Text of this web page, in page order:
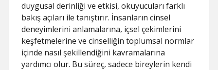
duygusal derinliği ve etkisi, okuyucuları farklı
bakış açıları ile tanıştırır. İnsanların cinsel
deneyimlerini anlamalarına, içsel çekimlerini
keşfetmelerine ve cinselliğin toplumsal normlar
içinde nasıl şekillendiğini kavramalarına
yardımcı olur. Bu süreç, sadece bireylerin kendi